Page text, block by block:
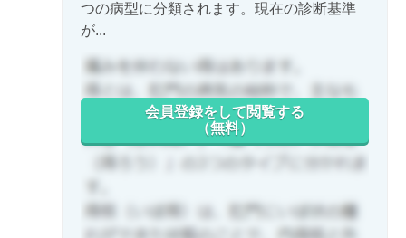
つの病型に分類されます。現在の診断基準
が...
会員登録をして閲覧する
（無料）